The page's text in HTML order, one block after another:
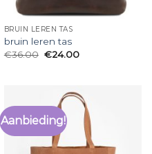
BRUIN LEREN TAS
bruin leren tas
€36.00 €24.00
Aanbieding!